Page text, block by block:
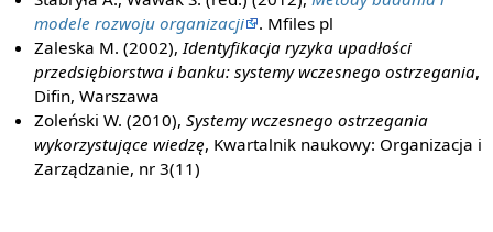
modele rozwoju organizacji
. Mfiles pl
Zaleska M. (2002),Identyfikacja ryzyka upadłości
przedsiębiorstwa i banku: systemy wczesnego ostrzegania,
Difin, Warszawa
Zoleński W. (2010),Systemy wczesnego ostrzegania
wykorzystujące wiedzę, Kwartalnik naukowy: Organizacja i
Zarządzanie, nr 3(11)